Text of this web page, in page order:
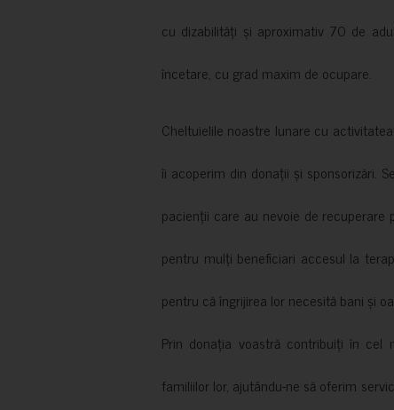
cu dizabilități și aproximativ 70 de
încetare, cu grad maxim de ocupare.
Cheltuielile noastre lunare cu
îi acoperim din donații și sponsorizări.
pacienții care au nevoie de
pentru mulți beneficiari accesul la
pentru că îngrijirea lor necesită bani și
Prin donația voastră contribuiți în cel
familiilor lor, ajutându-ne să oferim